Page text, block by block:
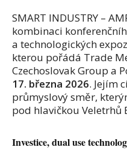
SMART INDUSTRY –
kombinaci
a technologických
kterou pořádá Trade
Czechoslovak Group a
17. března 2026. Jejím
průmyslový směr,
pod hlavičkou Veletrhů
Investice, dual use